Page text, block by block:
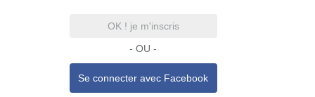
OK ! je m'inscris
- OU -
Se connecter avec Facebook